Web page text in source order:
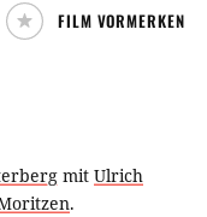
FILM VORMERKEN
mit Ulrich
.